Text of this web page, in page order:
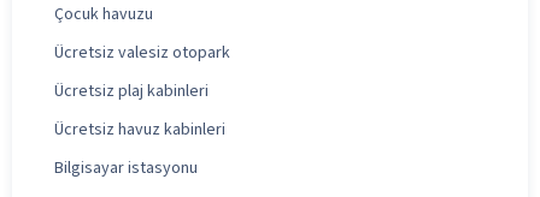
Çocuk havuzu
Ücretsiz valesiz otopark
Ücretsiz plaj kabinleri
Ücretsiz havuz kabinleri
Bilgisayar istasyonu